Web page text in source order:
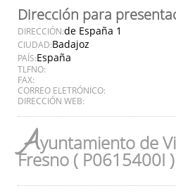
Dirección para
DIRECCIÓN:de España 1
CIUDAD:Badajoz
PAÍS:España
TLFNO:
FAX:
CORREO ELETRÓNICO:
DIRECCIÓN WEB:
Ayuntamiento de
Fresno ( P0615400I )